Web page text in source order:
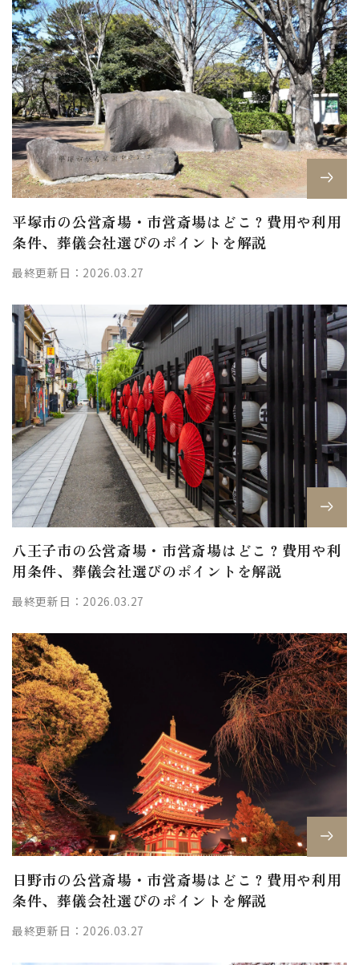
平塚市の公営斎場・市営斎場はどこ？費用や利用
条件、葬儀会社選びのポイントを解説
最終更新日：2026.03.27
八王子市の公営斎場・市営斎場はどこ？費用や利
用条件、葬儀会社選びのポイントを解説
最終更新日：2026.03.27
日野市の公営斎場・市営斎場はどこ？費用や利用
条件、葬儀会社選びのポイントを解説
最終更新日：2026.03.27